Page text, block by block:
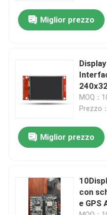
Manifestazione di VR
Giro della fabbrica
Contattici
Richieda una citazione
Esposizione LCD di TFT
Miglior prezzo
4 fili a
MOQ：
Prezzo
Miglior prezzo
con
e GPS